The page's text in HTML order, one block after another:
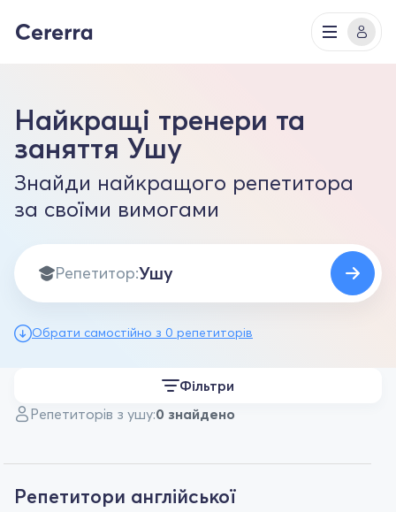
Найкращі тренери та
заняття Ушу
Знайди найкращого репетитора
за своїми вимогами
Репетитор:
Обрати самостійно з 0 репетиторів
Репетиторів з ушу:0 знайдено
Фільтри
Репетитори англійської